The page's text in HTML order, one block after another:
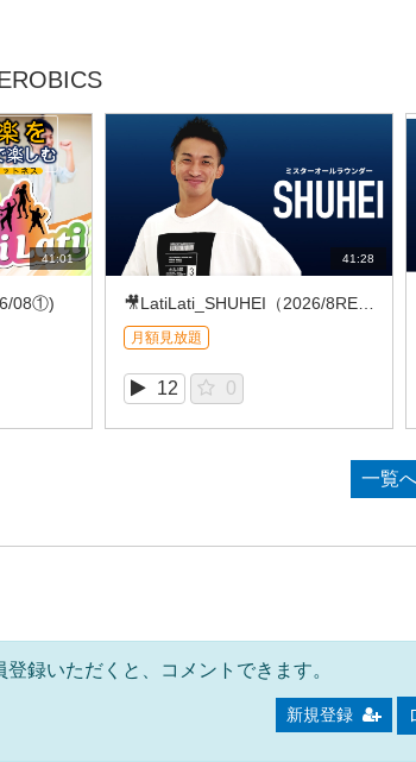
41:01
08①)
41:28
月額見放題
12 0
一覧
録いただくと、コメントできます。
新規登録